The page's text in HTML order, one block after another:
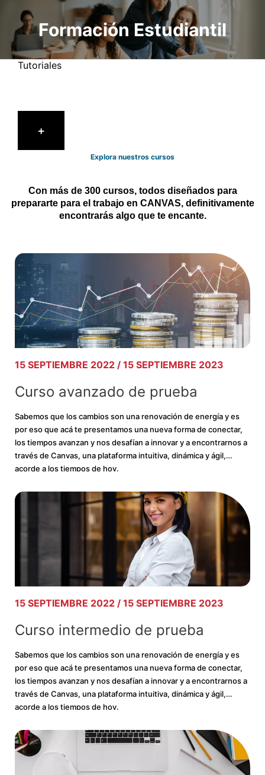
Formación Estudiantil
Tutoriales
+
Explora nuestros cursos
Con más de 300 cursos, todos diseñados para
prepararte para el trabajo en CANVAS, definitivamente
encontrarás algo que te encante.
15 SEPTIEMBRE 2022 / 15 SEPTIEMBRE 2023
Curso avanzado de prueba
Sabemos que los cambios son una renovación de energía y es
por eso que acá te presentamos una nueva forma de conectar,
los tiempos avanzan y nos desafían a innovar y a encontrarnos a
través de Canvas, una plataforma intuitiva, dinámica y ágil,
acorde a los tiempos de hoy.
15 SEPTIEMBRE 2022 / 15 SEPTIEMBRE 2023
Curso intermedio de prueba
Sabemos que los cambios son una renovación de energía y es
por eso que acá te presentamos una nueva forma de conectar,
los tiempos avanzan y nos desafían a innovar y a encontrarnos a
través de Canvas, una plataforma intuitiva, dinámica y ágil,
acorde a los tiempos de hoy.